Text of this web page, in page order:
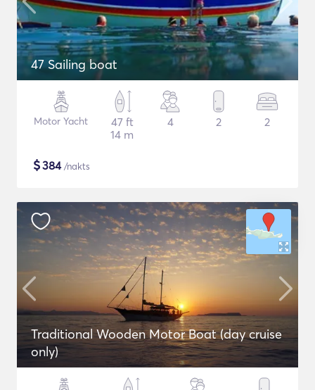
47 Sailing boat
Motor Yacht
47 ft
14 m
4 2 2
$384/nakts
Traditional Wooden Motor Boat (day cruise
only)